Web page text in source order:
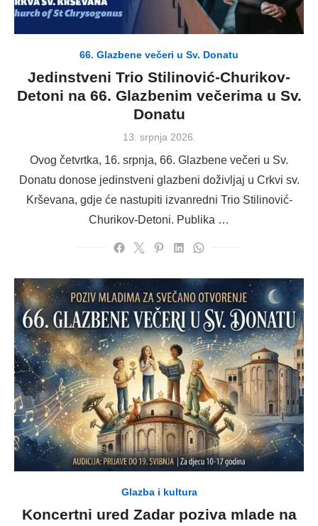
66. Glazbene večeri u Sv. Donatu
Jedinstveni Trio Stilinović-Churikov-
Detoni na 66. Glazbenim večerima u Sv.
Donatu
Posted
13. srpnja 2026.
Ovog četvrtka, 16. srpnja, 66. Glazbene večeri u Sv.
Donatu donose jedinstveni glazbeni doživljaj u Crkvi sv.
Krševana, gdje će nastupiti izvanredni Trio Stilinović-
Churikov-Detoni. Publika …
Glazba i kultura
Koncertni ured Zadar poziva mlade na